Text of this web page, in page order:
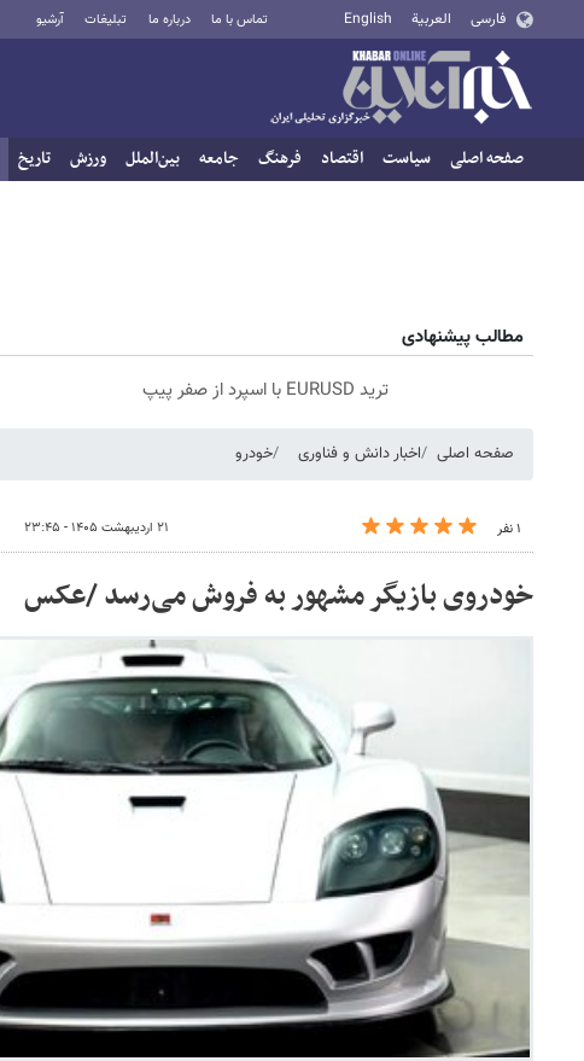
فارسی العربية English تماس با ما درباره ما تبلیغات آرشیو
صفحه اصلی سیاست اقتصاد فرهنگ جامعه بین‌الملل ورزش تاریخ
مطالب پیشنهادی
ترید EURUSD با اسپرد از صفر پیپ
صفحه اصلی اخبار دانش و فناوری خودرو
۱ نفر ۲۱ اردیبهشت ۱۴۰۵ - ۲۳:۴۵
خودروی بازیگر مشهور به فروش می‌رسد /عکس